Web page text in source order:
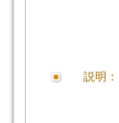
説明：